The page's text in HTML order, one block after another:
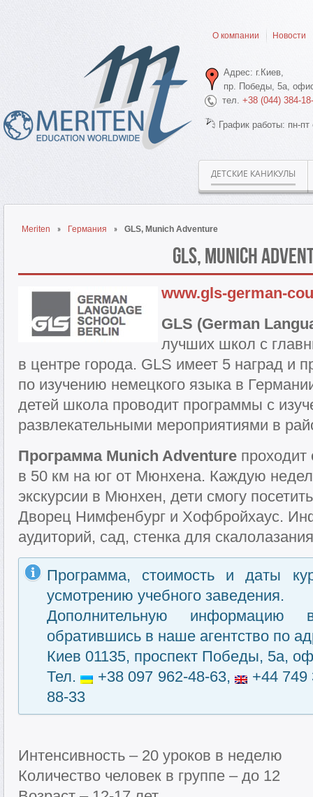
О компании Новости
Адрес: г.Киев,
пр. Победы, 5а,
тел. +38 (044) 384-
График работы: пн-
ДЕТСКИЕ КАНИКУЛЫ
Meriten Германия GLS, Munich Adventure
GLS, Munich
www.gls-german-
GLS (German
лучших школ с
в центре города. GLS имеет 5 наград и
по изучению немецкого языка в
детей школа проводит программы с
развлекательными мероприятиями в
Программа Munich Adventure проходит
в 50 км на юг от Мюнхена. Каждую
экскурсии в Мюнхен, дети смогу
Дворец Нимфенбург и Хофбройхаус.
аудиторий, сад, стенка для
Программа, стоимость и даты
усмотрению учебного заведения.
Дополнительную информацию
обратившись в наше агентство по
Киев 01135, проспект Победы, 5а,
Тел.
+38 097 962-48-63,
+44
88-33
Интенсивность – 20 уроков в неделю
Количество человек в группе – до 12